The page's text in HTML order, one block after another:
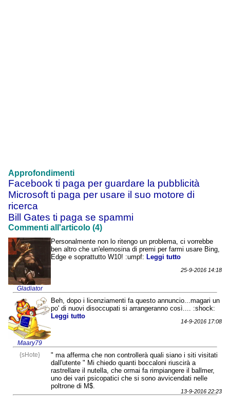
Approfondimenti
Facebook ti paga per guardare la pubblicità
Microsoft ti paga per usare il suo motore di
ricerca
Bill Gates ti paga se spammi
Commenti all'articolo (4)
Gladiator
Personalmente non lo ritengo un problema, ci vorrebbe
ben altro che un'elemosina di premi per farmi usare Bing,
Edge e soprattutto W10! :umpf: Leggi tutto
25-9-2016 14:18
Maary79
Beh, dopo i licenziamenti fa questo annuncio...magari un
po' di nuovi disoccupati si arrangeranno così.... :shock:
Leggi tutto
14-9-2016 17:08
{sHote}
" ma afferma che non controllerà quali siano i siti visitati
dall'utente " Mi chiedo quanti boccaloni riuscirà a
rastrellare il nutella, che ormai fa rimpiangere il ballmer,
uno dei vari psicopatici che si sono avvicendati nelle
poltrone di M$.
13-9-2016 22:23